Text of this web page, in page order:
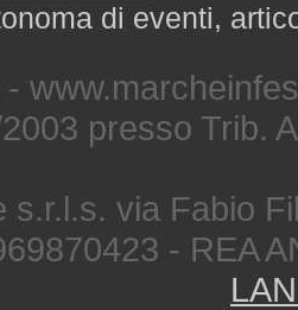
di eventi,
presso Trib.
s.r.l.s. via Fabio
- REA